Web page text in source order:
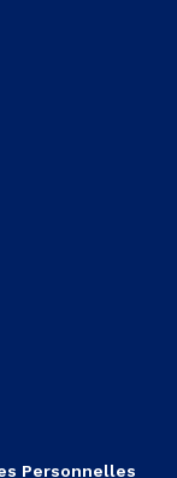
Personnelles